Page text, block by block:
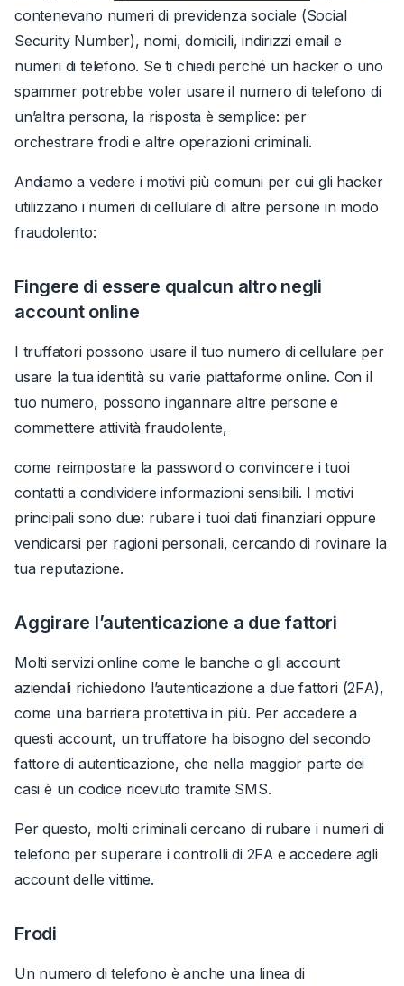
contenevano numeri di previdenza sociale (Social
Security Number), nomi, domicili, indirizzi email e
numeri di telefono. Se ti chiedi perché un hacker o uno
spammer potrebbe voler usare il numero di telefono di
un’altra persona, la risposta è semplice: per
orchestrare frodi e altre operazioni criminali.
Andiamo a vedere i motivi più comuni per cui gli hacker
utilizzano i numeri di cellulare di altre persone in modo
fraudolento:
Fingere di essere qualcun altro negli
account online
I truffatori possono usare il tuo numero di cellulare per
usare la tua identità su varie piattaforme online. Con il
tuo numero, possono ingannare altre persone e
commettere attività fraudolente,
come reimpostare la password o convincere i tuoi
contatti a condividere informazioni sensibili. I motivi
principali sono due: rubare i tuoi dati finanziari oppure
vendicarsi per ragioni personali, cercando di rovinare la
tua reputazione.
Aggirare l’autenticazione a due fattori
Molti servizi online come le banche o gli account
aziendali richiedono l’autenticazione a due fattori (2FA),
come una barriera protettiva in più. Per accedere a
questi account, un truffatore ha bisogno del secondo
fattore di autenticazione, che nella maggior parte dei
casi è un codice ricevuto tramite SMS.
Per questo, molti criminali cercano di rubare i numeri di
telefono per superare i controlli di 2FA e accedere agli
account delle vittime.
Frodi
Un numero di telefono è anche una linea di